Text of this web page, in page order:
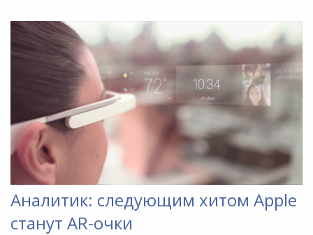
Аналитик: следующим хитом Apple
станут AR-очки